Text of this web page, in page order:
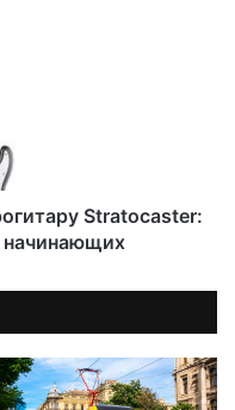
Stratocaster:
начинающих